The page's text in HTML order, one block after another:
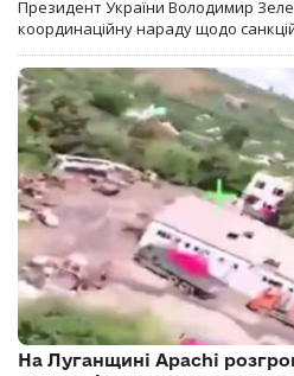
Президент України Володимир
координаційну нараду щодо
На Луганщині Apachi